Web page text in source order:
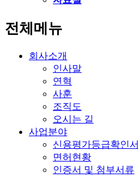
전체메뉴
회사소개
인사말
연혁
사훈
조직도
오시는 길
사업분야
신용평가등급확인서
면허현황
인증서 및 첨부서류